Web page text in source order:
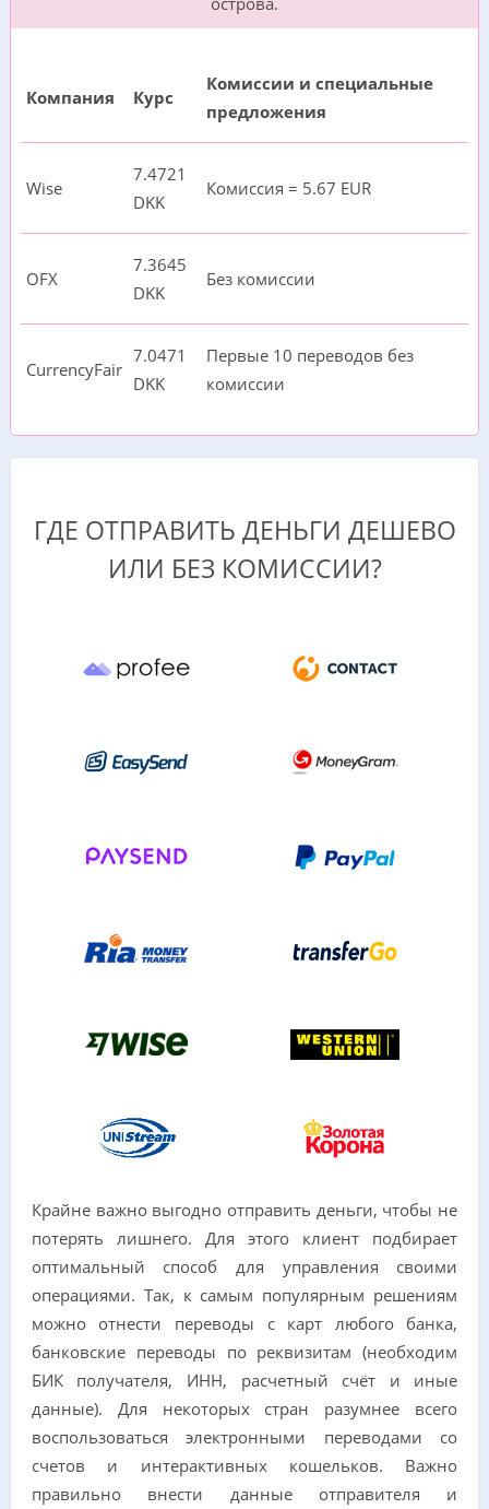
Компания Курс
Комиссии и специальные
предложения
Wise
7.4721
DKK
Комиссия = 5.67 EUR
OFX
7.3645
DKK
Без комиссии
CurrencyFair
7.0471
DKK
Первые 10 переводов без
комиссии
ГДЕ ОТПРАВИТЬ ДЕНЬГИ ДЕШЕВО
ИЛИ БЕЗ КОМИССИИ?
Крайне важно выгодно отправить деньги, чтобы не
потерять лишнего. Для этого клиент подбирает
оптимальный способ для управления своими
операциями. Так, к самым популярным решениям
можно отнести переводы с карт любого банка,
банковские переводы по реквизитам (необходим
БИК получателя, ИНН, расчетный счёт и иные
данные). Для некоторых стран разумнее всего
воспользоваться электронными переводами со
счетов и интерактивных кошельков. Важно
правильно внести данные отправителя и